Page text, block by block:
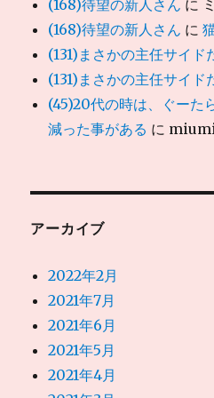
(168)待望の新人さん に
(168)待望の新人さん に
(131)まさかの主任サイド
(131)まさかの主任サイド
(45)20代の時は、ぐーた
減った事がある に
アーカイブ
2022年2月
2021年7月
2021年6月
2021年5月
2021年4月